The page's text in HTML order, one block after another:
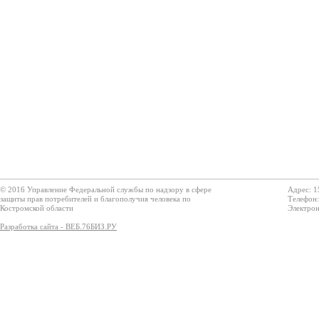
© 2016 Управление Федеральной службы по надзору в сфере
защиты прав потребителей и благополучия человека по
Костромской области
Разработка сайта - ВЕБ.76БИЗ.РУ
Адрес: